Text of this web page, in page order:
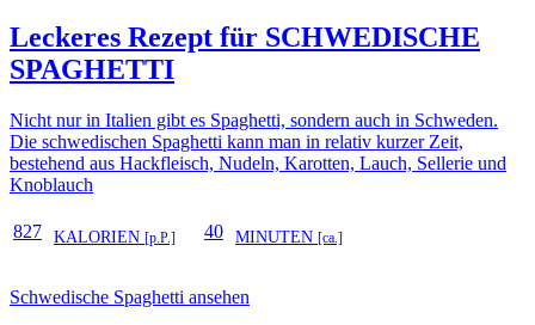
Leckeres Rezept für SCHWEDISCHE
SPAGHETTI
Nicht nur in Italien gibt es Spaghetti, sondern auch in Schweden.
Die schwedischen Spaghetti kann man in relativ kurzer Zeit,
bestehend aus Hackfleisch, Nudeln, Karotten, Lauch, Sellerie und
Knoblauch
827 KALORIEN [p.P.] 40 MINUTEN [ca.]
Schwedische Spaghetti ansehen